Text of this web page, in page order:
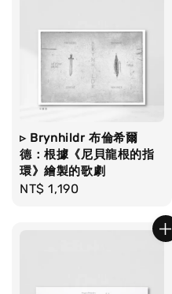
▹ Brynhildr 布倫希爾
德：根據《尼貝龍根的指
環》繪製的歌劇
Regular
NT$ 1,190